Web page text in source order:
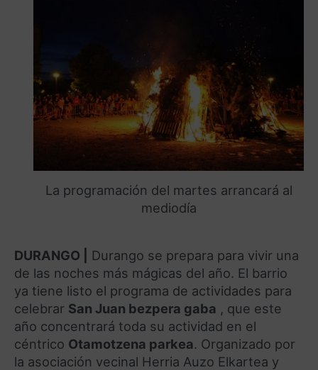
La programación del martes arrancará al
mediodía
DURANGO |
Durango se prepara para vivir una
de las noches más mágicas del año. El barrio
ya tiene listo el programa de actividades para
celebrar San Juan bezpera gaba , que este
año concentrará toda su actividad en el
céntrico Otamotzena parkea. Organizado por
la asociación vecinal Herria Auzo Elkartea y